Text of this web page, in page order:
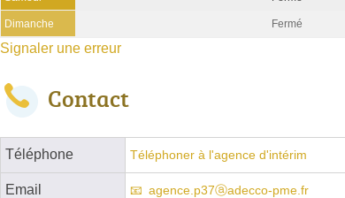
Dimanche Fermé
Signaler une erreur
Contact
Téléphone Téléphoner à l'agence d'intérim
Email agence.p37ⓐadecco-pme.fr